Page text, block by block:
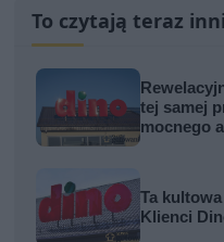
To czytają teraz inni
tej samej
mocnego
Ta
Klienci